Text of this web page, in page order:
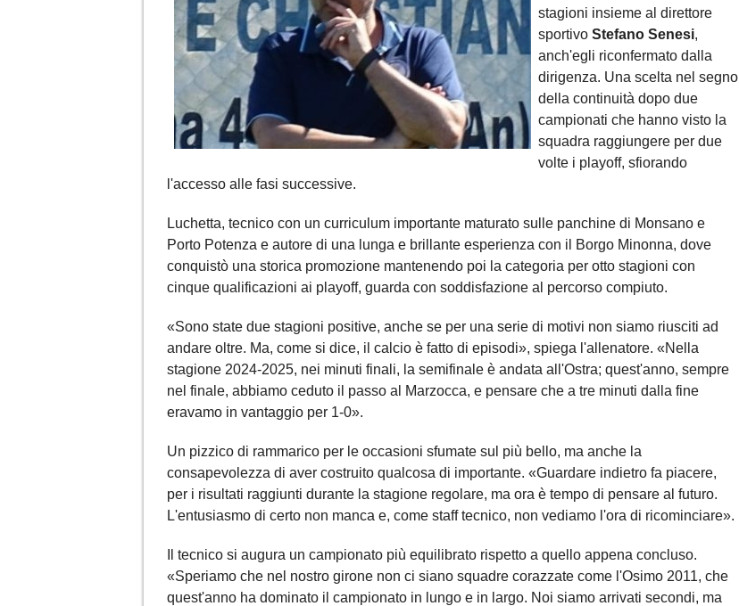
stagioni insieme al direttore
sportivo Stefano Senesi,
anch'egli riconfermato dalla
dirigenza. Una scelta nel segno
della continuità dopo due
campionati che hanno visto la
squadra raggiungere per due
volte i playoff, sfiorando
l'accesso alle fasi successive.
Luchetta, tecnico con un curriculum importante maturato sulle panchine di Monsano e
Porto Potenza e autore di una lunga e brillante esperienza con il Borgo Minonna, dove
conquistò una storica promozione mantenendo poi la categoria per otto stagioni con
cinque qualificazioni ai playoff, guarda con soddisfazione al percorso compiuto.
«Sono state due stagioni positive, anche se per una serie di motivi non siamo riusciti ad
andare oltre. Ma, come si dice, il calcio è fatto di episodi», spiega l'allenatore. «Nella
stagione 2024-2025, nei minuti finali, la semifinale è andata all'Ostra; quest'anno, sempre
nel finale, abbiamo ceduto il passo al Marzocca, e pensare che a tre minuti dalla fine
eravamo in vantaggio per 1-0».
Un pizzico di rammarico per le occasioni sfumate sul più bello, ma anche la
consapevolezza di aver costruito qualcosa di importante. «Guardare indietro fa piacere,
per i risultati raggiunti durante la stagione regolare, ma ora è tempo di pensare al futuro.
L'entusiasmo di certo non manca e, come staff tecnico, non vediamo l'ora di ricominciare».
Il tecnico si augura un campionato più equilibrato rispetto a quello appena concluso.
«Speriamo che nel nostro girone non ci siano squadre corazzate come l'Osimo 2011, che
quest'anno ha dominato il campionato in lungo e in largo. Noi siamo arrivati secondi, ma